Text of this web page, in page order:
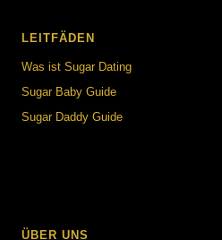
LEITFÄDEN
Was ist Sugar Dating
Sugar Baby Guide
Sugar Daddy Guide
ÜBER UNS